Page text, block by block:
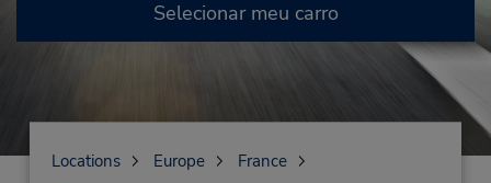
Selecionar meu carro
Locations Europe
France